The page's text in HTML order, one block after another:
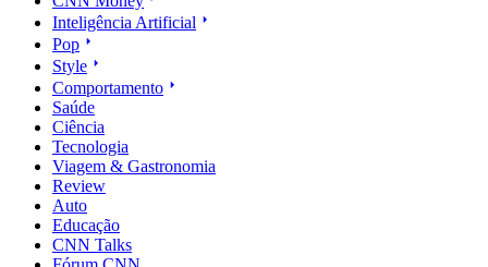
Inteligência Artificial
Pop
Style
Comportamento
Saúde
Ciência
Tecnologia
Viagem & Gastronomia
Review
Auto
Educação
CNN Talks